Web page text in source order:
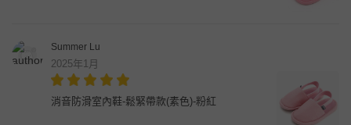
Summer Lu
2025年1月
消音防滑室內鞋-鬆緊帶款(素色)-粉紅